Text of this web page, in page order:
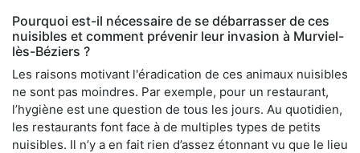
Pourquoi est-il nécessaire de se débarrasser de ces
nuisibles et comment prévenir leur invasion à Murviel-
lès-Béziers ?
Les raisons motivant l'éradication de ces animaux nuisibles
ne sont pas moindres. Par exemple, pour un restaurant,
l’hygiène est une question de tous les jours. Au quotidien,
les restaurants font face à de multiples types de petits
nuisibles. Il n’y a en fait rien d’assez étonnant vu que le lieu